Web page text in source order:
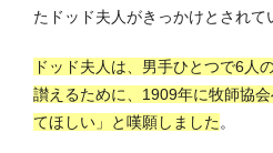
たドッド夫人がきっかけとされて
ドッド夫人は、男手ひとつで6人
讃えるために、1909年に牧師協
てほしい」と嘆願しました。